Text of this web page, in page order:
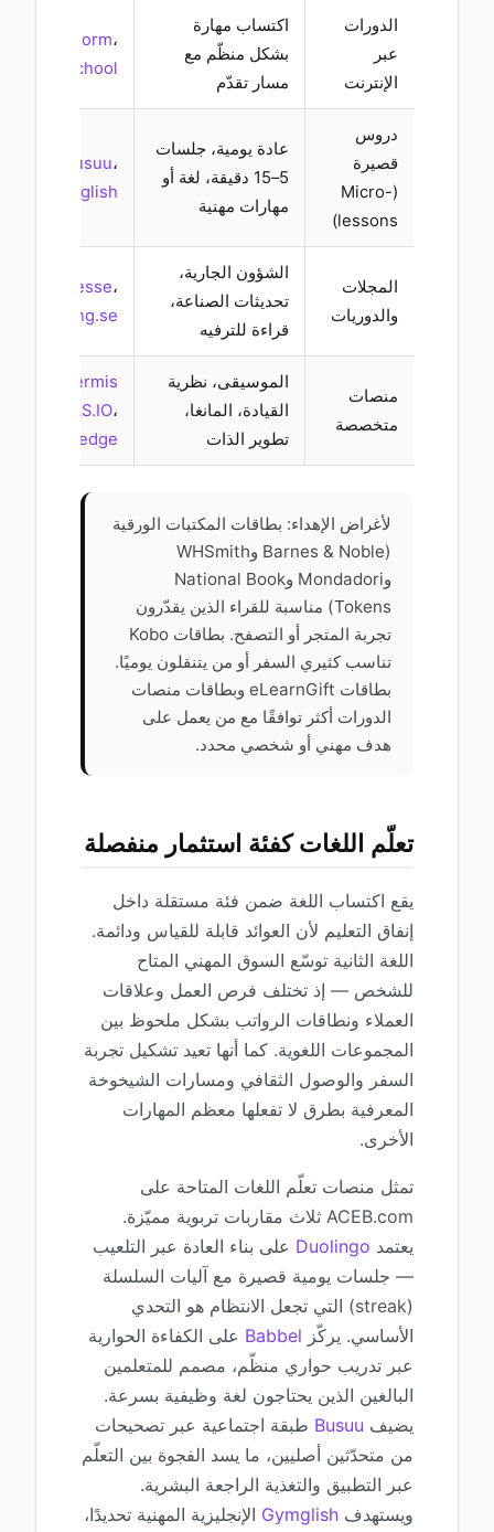
الدورات
الإنترنت
اكتساب مهارة
بشكل منظّم مع
مسار تقدّم
Elephorm
Digischool
دروس
قصيرة
(Micro-
lessons)
عادة يومية، جلسات
5–15 دقيقة، لغة أو
مهارات مهنية
،Busuu
Gymglish
المجلات
والدوريات
الشؤون الجارية،
تحديثات الصناعة،
قراءة للترفيه
Viapresse
DinTidning.se
منصات
متخصصة
الموسيقى، نظرية
القيادة، المانغا،
تطوير الذات
،Permis
MANGAS.IO
Hypnoledge
لأغراض الإهداء: بطاقات المكتبات الورقية
(Barnes & Noble وWHSmith
وMondadori وNational Book
Tokens) مناسبة للقراء الذين يقدّرون
تجربة المتجر أو التصفح. بطاقات Kobo
تناسب كثيري السفر أو من يتنقلون يوميًا.
بطاقات eLearnGift وبطاقات منصات
الدورات أكثر توافقًا مع من يعمل على
هدف مهني أو شخصي محدد.
تعلّم اللغات كفئة استثمار منفصلة
يقع اكتساب اللغة ضمن فئة مستقلة داخل
إنفاق التعليم لأن العوائد قابلة للقياس ودائمة.
اللغة الثانية توسّع السوق المهني المتاح
للشخص — إذ تختلف فرص العمل وعلاقات
العملاء ونطاقات الرواتب بشكل ملحوظ بين
المجموعات اللغوية. كما أنها تعيد تشكيل تجربة
السفر والوصول الثقافي ومسارات الشيخوخة
المعرفية بطرق لا تفعلها معظم المهارات
الأخرى.
تمثل منصات تعلّم اللغات المتاحة على
ACEB.com ثلاث مقاربات تربوية مميّزة.
يعتمدDuolingoعلى بناء العادة عبر التلعيب
— جلسات يومية قصيرة مع آليات السلسلة
(streak) التي تجعل الانتظام هو التحدي
الأساسي. يركّز Babbelعلى الكفاءة الحوارية
عبر تدريب حواري منظّم، مصمم للمتعلمين
البالغين الذين يحتاجون لغة وظيفية بسرعة.
يضيفBusuuطبقة اجتماعية عبر تصحيحات
من متحدّثين أصليين، ما يسد الفجوة بين التعلّم
عبر التطبيق والتغذية الراجعة البشرية.
ويستهدفGymglishالإنجليزية المهنية تحديدًا،